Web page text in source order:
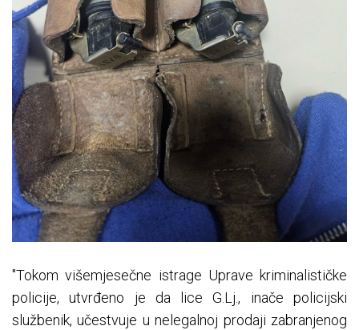
"Tokom višemjesečne istrage Uprave kriminalističke
policije, utvrđeno je da lice G.Lj., inače policijski
službenik, učestvuje u nelegalnoj prodaji zabranjenog